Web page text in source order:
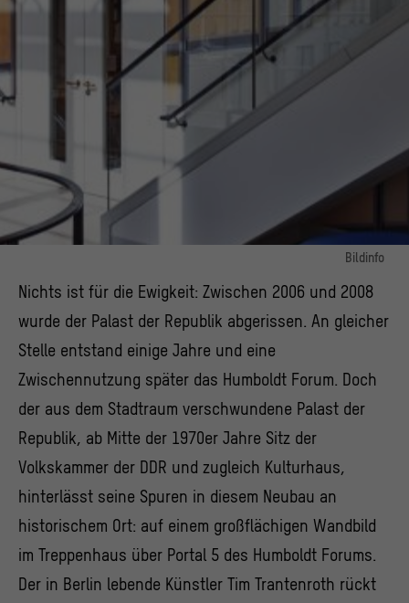
Bildinfo
Tim Trantenroth, Ohne Titel, Kunst am Bau im Humboldt Forum
© Tim Trantenroth, Ohne Titel, 2020 / Stiftung Humboldt Forum im Berliner
Schloss, Foto: Alexander Schippel
Nichts ist für die Ewigkeit: Zwischen 2006 und 2008
wurde der Palast der Republik abgerissen. An gleicher
Stelle entstand einige Jahre und eine
Zwischennutzung später das Humboldt Forum. Doch
der aus dem Stadtraum verschwundene Palast der
Republik, ab Mitte der 1970er Jahre Sitz der
Volkskammer der DDR und zugleich Kulturhaus,
hinterlässt seine Spuren in diesem Neubau an
historischem Ort: auf einem großflächigen Wandbild
im Treppenhaus über Portal 5 des Humboldt Forums.
Der in Berlin lebende Künstler Tim Trantenroth rückt